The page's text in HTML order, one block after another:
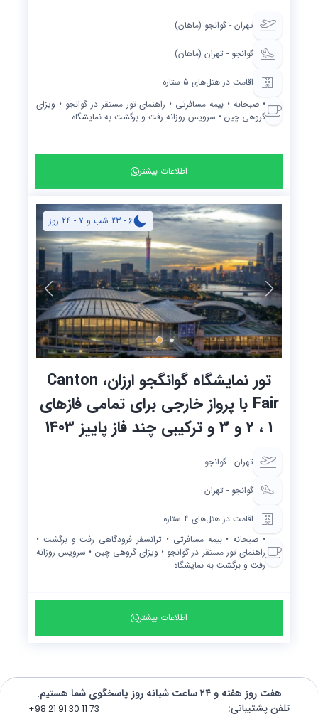
تهران - گوانجو (ماهان)
گوانجو - تهران (ماهان)
اقامت در هتل‌های 5 ستاره
• صبحانه • بیمه مسافرتی • راهنمای تور مستقر در گوانجو • ویزای
گروهی چین • سرویس روزانه رفت و برگشت به نمایشگاه
اطلاعات بیشتر
6 - 23 شب و 7 - 24 روز
تور نمایشگاه گوانگجو ارزان، Canton
Fair با پرواز خارجی برای تمامی فازهای
1 ، 2 و 3 و ترکیبی چند فاز پاییز 1403
تهران - گوانجو
گوانجو - تهران
اقامت در هتل‌های 4 ستاره
• صبحانه • بیمه مسافرتی • ترانسفر فرودگاهی رفت و برگشت •
راهنمای تور مستقر در گوانجو • ویزای گروهی چین • سرویس روزانه
رفت و برگشت به نمایشگاه
اطلاعات بیشتر
هفت روز هفته و ۲۴ ساعت شبانه روز پاسخگوی شما هستیم.
تلفن پشتیبانی:
+98 21 91 30 11 73